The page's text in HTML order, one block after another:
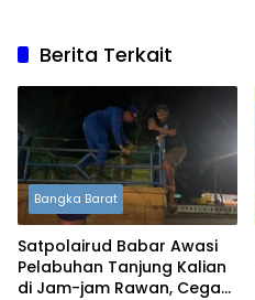
Berita Terkait
Bangka Barat
Satpolairud Babar Awasi
Pelabuhan Tanjung Kalian
di Jam-jam Rawan, Cegah